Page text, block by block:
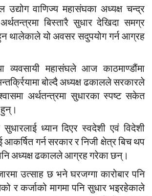
उद्योग वाणिज्य महासंघका अध्यक्ष चन्द्र
बिस्तारै सुधार देखिदा समग्र
थालेकाले यो अवसर सदुपयोग गर्न आग्रह
व्यवसायी महासंघले आज काठमाण्डौंमा
बोल्दै अध्यक्ष ढकालले सरकारले
अर्थतन्त्रमा सुधारका स्पष्ट सकेत
ध्यान दिएर स्वदेशी एवं विदेशी
आकर्षित गर्न सरकार र निजी क्षेत्र बिच थप
अध्यक्ष ढकालले आग्रह गरेका छन्।
उत्साह छ भने घरजग्गा कारोबार पनि
र कर्जाको मागमा पनि सुधार भइरहेकाले